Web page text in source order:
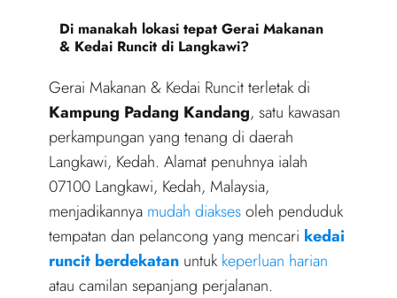
Di manakah lokasi tepat Gerai Makanan
& Kedai Runcit di Langkawi?
Gerai Makanan & Kedai Runcit terletak di
Kampung Padang Kandang, satu kawasan
perkampungan yang tenang di daerah
Langkawi, Kedah. Alamat penuhnya ialah
07100 Langkawi, Kedah, Malaysia,
menjadikannya mudah diaksesoleh penduduk
tempatan dan pelancong yang mencari kedai
runcit berdekatan untuk keperluan harian
atau camilan sepanjang perjalanan.